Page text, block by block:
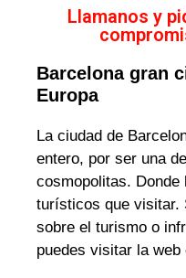
Llamanos y
Barcelona gran
Europa
La ciudad de
entero, por ser una
cosmopolitas.
turísticos que visitar.
sobre el turismo o
puedes visitar la web